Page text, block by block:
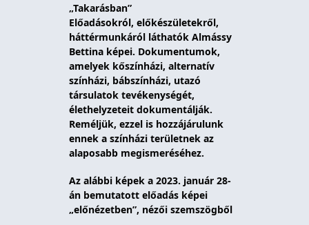
„Takarásban”
Előadásokról, előkészületekről,
háttérmunkáról láthatók Almássy
Bettina képei. Dokumentumok,
amelyek kőszínházi, alternatív
színházi, bábszínházi, utazó
társulatok tevékenységét,
élethelyzeteit dokumentálják.
Reméljük, ezzel is hozzájárulunk
ennek a színházi területnek az
alaposabb megismeréséhez.
Az alábbi képek a 2023. január 28-
án bemutatott előadás képei
„előnézetben”, nézői szemszögből